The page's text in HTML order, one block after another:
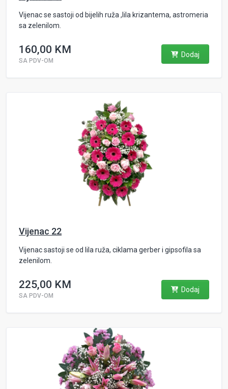
Vijenac se sastoji od bijelih ruža ,lila krizantema, astromeria
sa zelenilom.
160,00 KM
SA PDV-OM
Dodaj
Vijenac 22
Vijenac sastoji se od lila ruža, ciklama gerber i gipsofila sa
zelenilom.
225,00 KM
SA PDV-OM
Dodaj